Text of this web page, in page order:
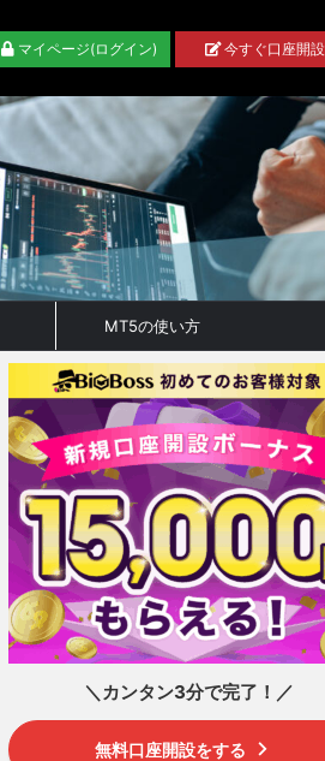
マイページ(ログイン) 今すぐ口座開設
MT5の使い方
＼カンタン3分で完了！／
無料口座開設をする